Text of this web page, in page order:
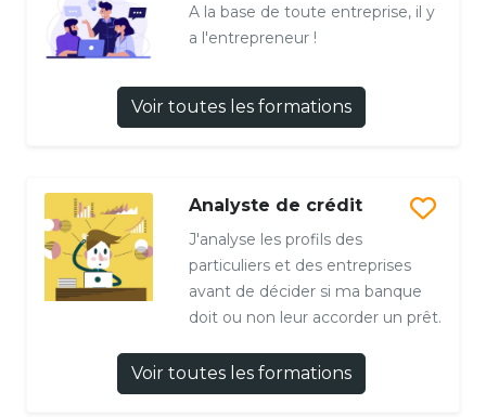
A la base de toute entreprise, il y
a l'entrepreneur !
Voir toutes les formations
Analyste de crédit
J'analyse les profils des
particuliers et des entreprises
avant de décider si ma banque
doit ou non leur accorder un prêt.
Voir toutes les formations